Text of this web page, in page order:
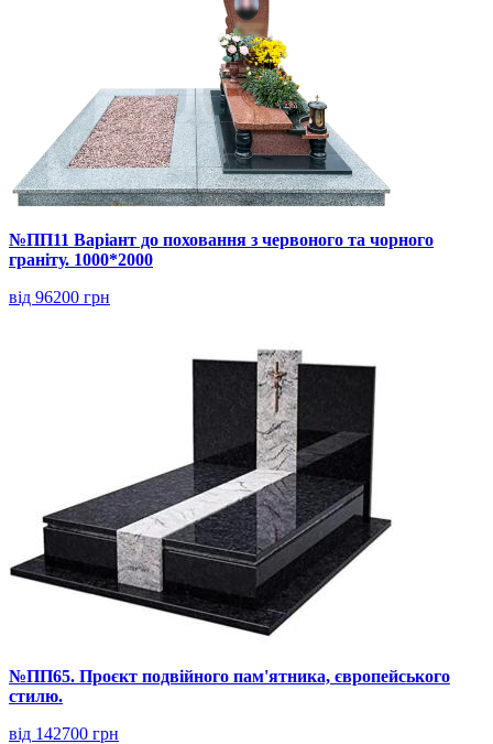
№ПП11 Варіант до поховання з червоного та чорного
граніту. 1000*2000
від 96200 грн
№ПП65. Проєкт подвійного пам'ятника, європейського
стилю.
від 142700 грн